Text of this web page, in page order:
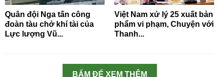
Quân đội Nga tấn công
đoàn tàu chở khí tài của
Lực lượng Vũ...
Việt Nam xử lý 25 xuất bản
phẩm vi phạm, Chuyện với
Thanh...
BẤM ĐỂ XEM THÊM